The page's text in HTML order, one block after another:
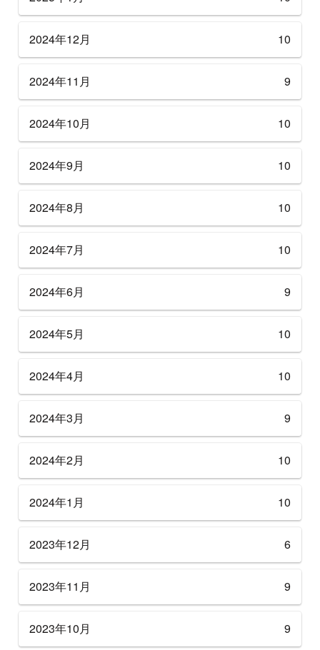
2024年12月 10
2024年11月 9
2024年10月 10
2024年9月 10
2024年8月 10
2024年7月 10
2024年6月 9
2024年5月 10
2024年4月 10
2024年3月 9
2024年2月 10
2024年1月 10
2023年12月 6
2023年11月 9
2023年10月 9